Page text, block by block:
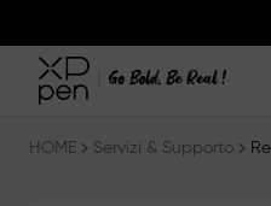
community e scambiali con
HOME Servizi & Supporto